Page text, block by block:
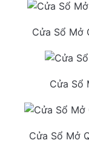
Cửa Sổ Mở
Cửa Sổ
Cửa Sổ Mở